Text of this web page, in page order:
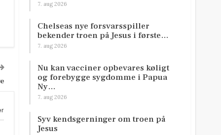
7. aug 2026
Chelseas nye forsvarsspiller
bekender troen på Jesus i første…
7. aug 2026
Nu kan vacciner opbevares køligt
og forebygge sygdomme i Papua
Ny…
7. aug 2026
Syv kendsgerninger om troen på
Jesus